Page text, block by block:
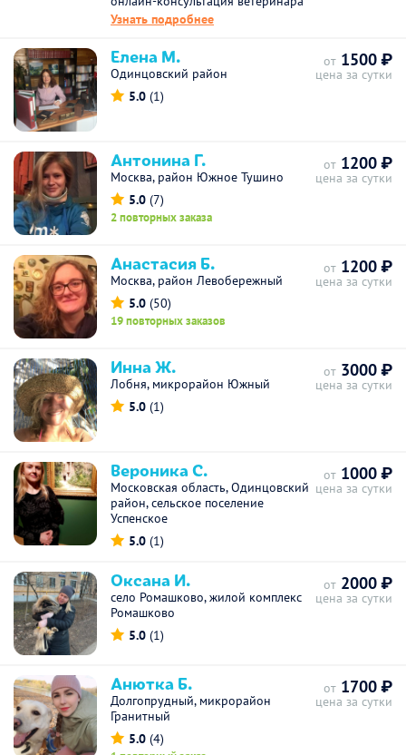
Узнать подробнее
Елена М.
Одинцовский район
5.0 (1)
от 1500 ₽
цена за сутки
Антонина Г.
Москва, район Южное Тушино
5.0 (7)
2 повторных заказа
от 1200 ₽
цена за сутки
Анастасия Б.
Москва, район Левобережный
5.0 (50)
19 повторных заказов
от 1200 ₽
цена за сутки
Инна Ж.
Лобня, микрорайон Южный
5.0 (1)
от 3000 ₽
цена за сутки
Вероника С.
Московская область, Одинцовский
район, сельское поселение
Успенское
5.0 (1)
от 1000 ₽
цена за сутки
Оксана И.
село Ромашково, жилой комплекс
Ромашково
5.0 (1)
от 2000 ₽
цена за сутки
Анютка Б.
Долгопрудный, микрорайон
Гранитный
5.0 (4)
от 1700 ₽
цена за сутки